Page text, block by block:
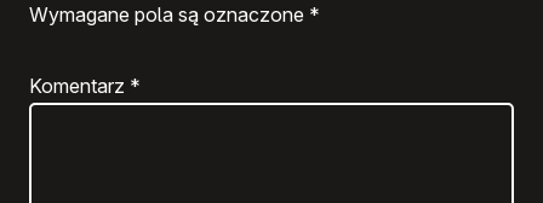
Wymagane pola są oznaczone *
Komentarz *